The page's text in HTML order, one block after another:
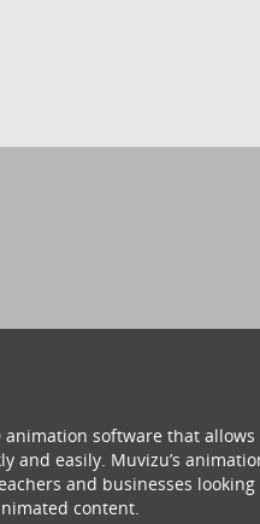
animation software that
and easily. Muvizu’s
and businesses
content.